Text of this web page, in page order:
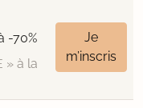
-70%
» à la
Je
m’inscris